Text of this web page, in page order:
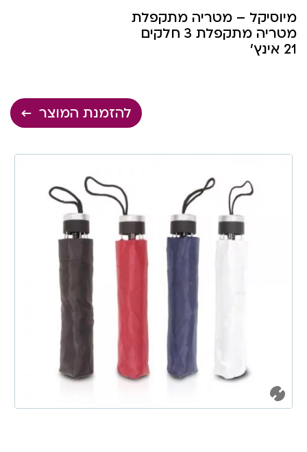
מיוסיקל – מטריה מתקפלת
מטריה מתקפלת 3 חלקים
21 אינץ’
להזמנת המוצר